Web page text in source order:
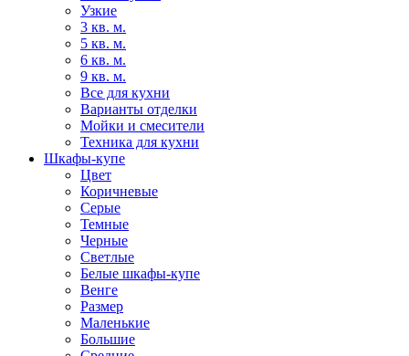
Узкие
3 кв. м.
5 кв. м.
6 кв. м.
9 кв. м.
Все для кухни
Варианты отделки
Мойки и смесители
Техника для кухни
Шкафы-купе
Цвет
Коричневые
Серые
Темные
Черные
Светлые
Белые шкафы-купе
Венге
Размер
Маленькие
Большие